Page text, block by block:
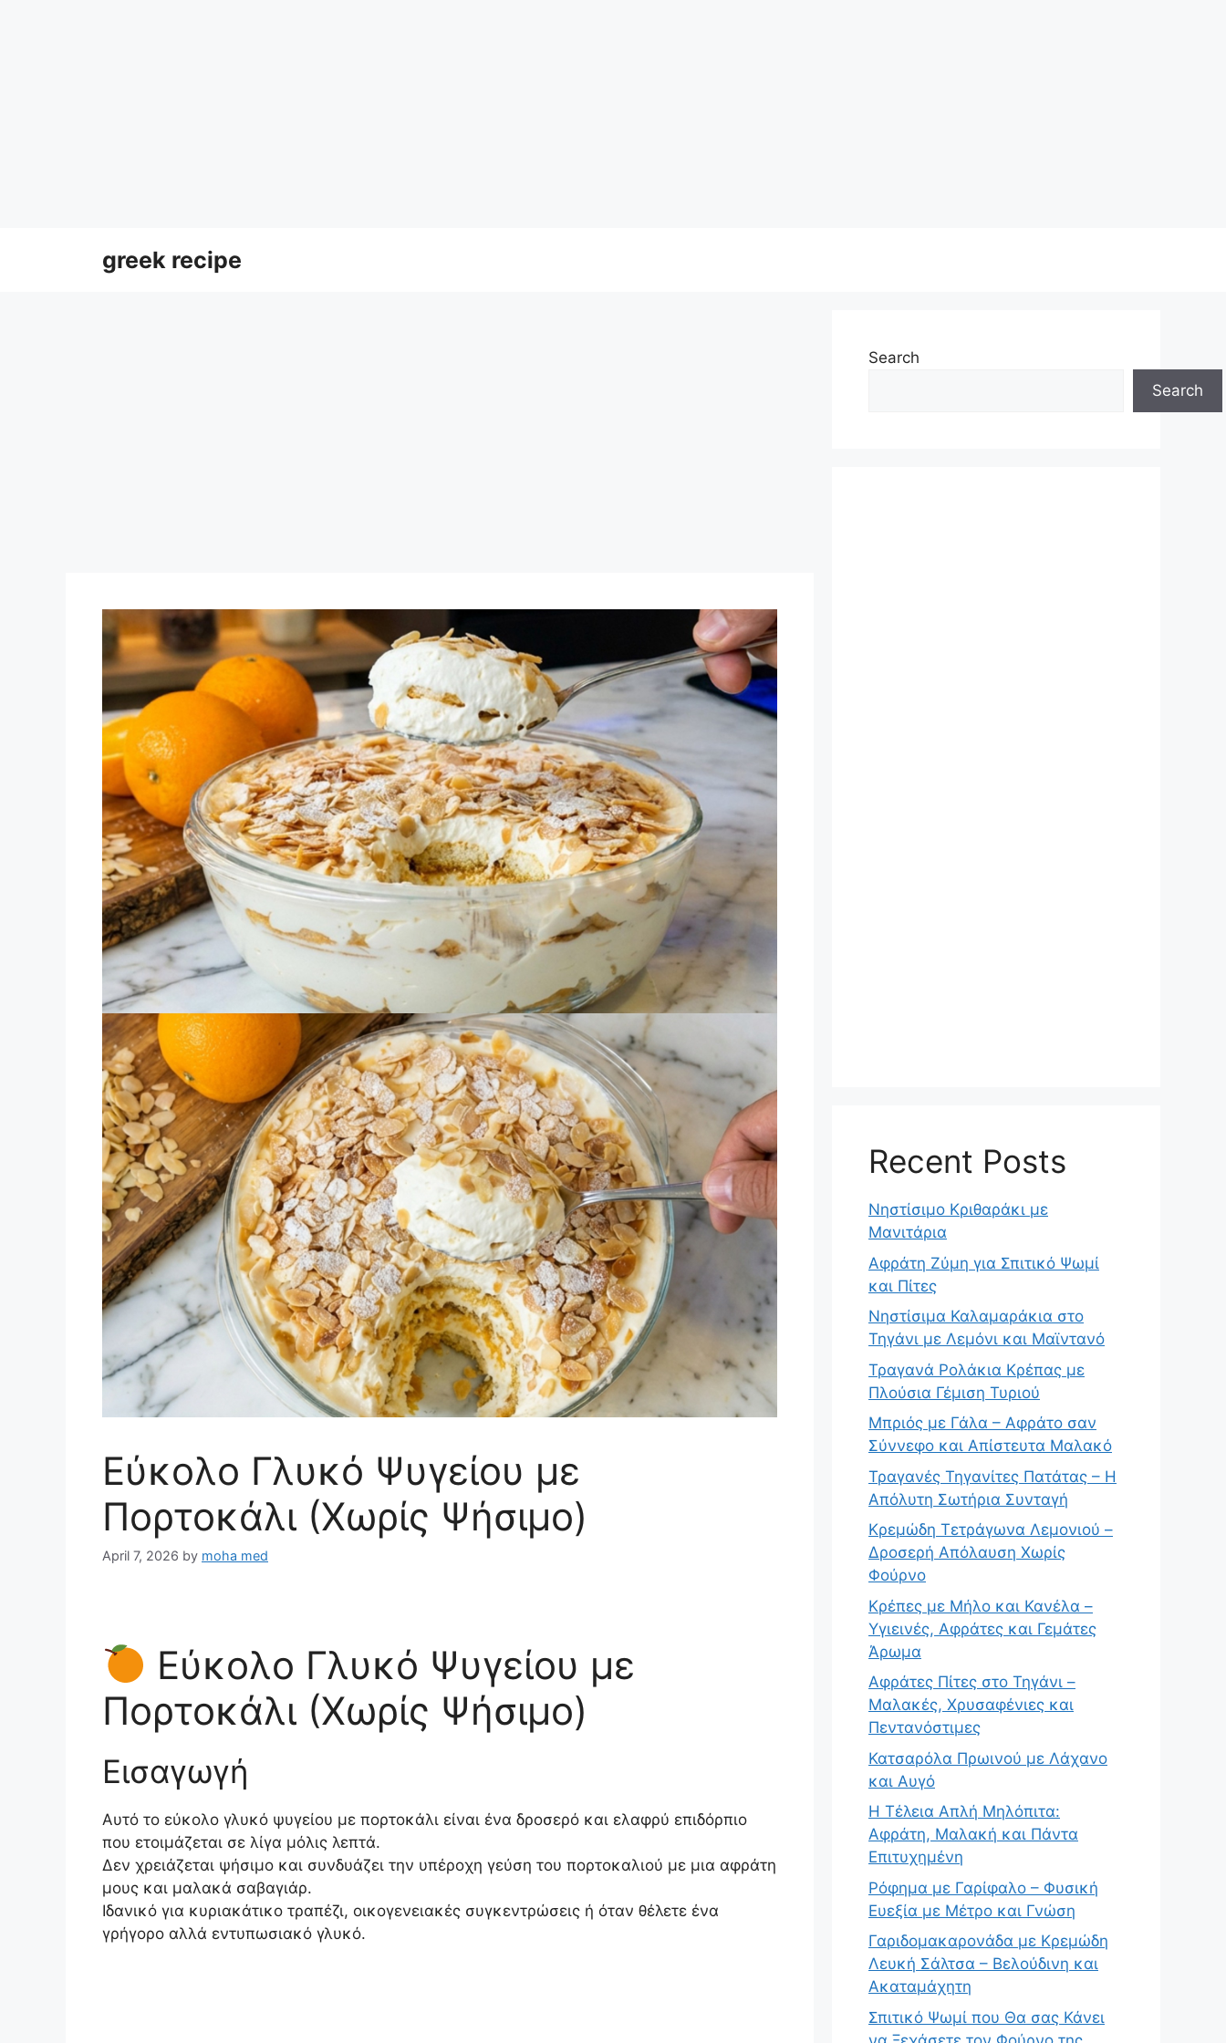
greek recipe
Εύκολο Γλυκό Ψυγείου με
Πορτοκάλι (Χωρίς Ψήσιμο)
April 7, 2026 by moha med
Εύκολο Γλυκό Ψυγείου με
Πορτοκάλι (Χωρίς Ψήσιμο)
Εισαγωγή
Αυτό το εύκολο γλυκό ψυγείου με πορτοκάλι είναι ένα δροσερό και ελαφρύ επιδόρπιο
που ετοιμάζεται σε λίγα μόλις λεπτά.
Δεν χρειάζεται ψήσιμο και συνδυάζει την υπέροχη γεύση του πορτοκαλιού με μια αφράτη
μους και μαλακά σαβαγιάρ.
Ιδανικό για κυριακάτικο τραπέζι, οικογενειακές συγκεντρώσεις ή όταν θέλετε ένα
γρήγορο αλλά εντυπωσιακό γλυκό.
Search
Search
Recent Posts
Νηστίσιμο Κριθαράκι με
Μανιτάρια
Αφράτη Ζύμη για Σπιτικό Ψωμί
και Πίτες
Νηστίσιμα Καλαμαράκια στο
Τηγάνι με Λεμόνι και Μαϊντανό
Τραγανά Ρολάκια Κρέπας με
Πλούσια Γέμιση Τυριού
Μπριός με Γάλα – Αφράτο σαν
Σύννεφο και Απίστευτα Μαλακό
Τραγανές Τηγανίτες Πατάτας – Η
Απόλυτη Σωτήρια Συνταγή
Κρεμώδη Τετράγωνα Λεμονιού –
Δροσερή Απόλαυση Χωρίς
Φούρνο
Κρέπες με Μήλο και Κανέλα –
Υγιεινές, Αφράτες και Γεμάτες
Άρωμα
Αφράτες Πίτες στο Τηγάνι –
Μαλακές, Χρυσαφένιες και
Πεντανόστιμες
Κατσαρόλα Πρωινού με Λάχανο
και Αυγό
Η Τέλεια Απλή Μηλόπιτα:
Αφράτη, Μαλακή και Πάντα
Επιτυχημένη
Ρόφημα με Γαρίφαλο – Φυσική
Ευεξία με Μέτρο και Γνώση
Γαριδομακαρονάδα με Κρεμώδη
Λευκή Σάλτσα – Βελούδινη και
Ακαταμάχητη
Σπιτικό Ψωμί που Θα σας Κάνει